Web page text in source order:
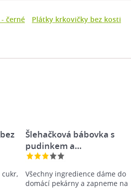
černé
Plátky krkovičky bez kosti
Šlehačková bábovka s
pudinkem a…
Všechny ingredience dáme do
domácí pekárny a zapneme na